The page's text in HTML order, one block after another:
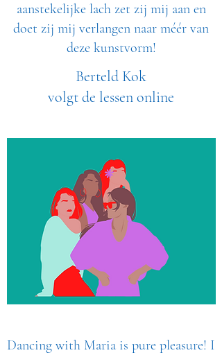
aanstekelijke lach zet zij mij aan en
doet zij mij verlangen naar méér van
deze kunstvorm!
Berteld Kok
volgt de lessen online
Dancing with Maria is pure pleasure! I